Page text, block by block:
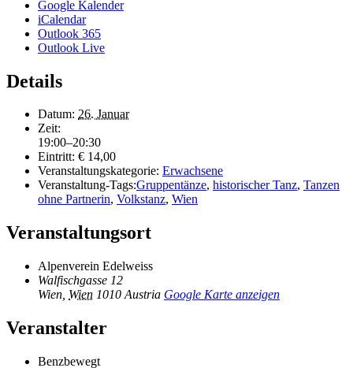
Google Kalender
iCalendar
Outlook 365
Outlook Live
Details
Datum: 26. Januar
Zeit:
19:00–20:30
Eintritt: € 14,00
Veranstaltungskategorie: Erwachsene
Veranstaltung-Tags:Gruppentänze, historischer Tanz, Tanzen
ohne Partnerin, Volkstanz, Wien
Veranstaltungsort
Alpenverein Edelweiss
Walfischgasse 12
Wien Wien 1010 Austria Google Karte anzeigen
Veranstalter
Benzbewegt